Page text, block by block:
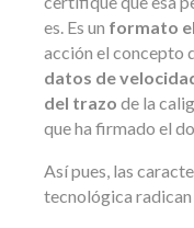
es. Es un formato
acción el concepto
datos de
del trazo de la
que ha firmado el
Así pues, las
tecnológica radican